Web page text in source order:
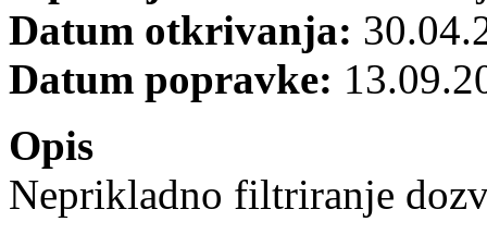
Datum otkrivanja:
Datum popravke:
Opis
Neprikladno filtriranje